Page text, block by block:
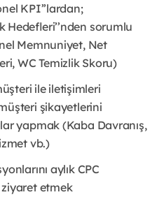
KPI’’lardan;
Hedefleri’’nden sorumlu
Memnuniyet, Net
WC Temizlik Skoru)
ile iletişimleri
şikayetlerini
yapmak (Kaba Davranış,
vb.)
aylık CPC
etmek